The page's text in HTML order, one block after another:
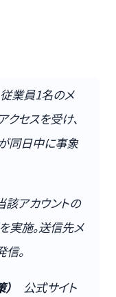
業員1名のメ
セスを受け、
同日中に事象
アカウントの
実施。送信先メ
。
公式サイト